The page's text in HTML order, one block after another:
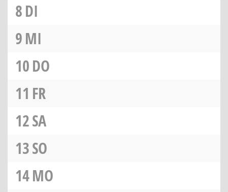
8DI
9MI
10DO
11 FR
12SA
13SO
14MO